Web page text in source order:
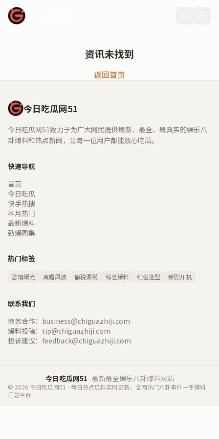
资讯未找到
返回首页
今日吃瓜网51
今日吃瓜网51致力于为广大网民提供最新、最全、最真实的娱乐八
卦爆料和热点新闻，让每一位用户都能放心吃瓜。
快速导航
首页
今日吃瓜
快手热搜
本月热门
最新爆料
劲爆图集
热门标签
恋情曝光 离婚风波 偷税漏税 综艺爆料 红毯造型 新剧开机
联系我们
商务合作：business@chiguazhiji.com
爆料投稿：tip@chiguazhiji.com
投诉建议：feedback@chiguazhiji.com
今日吃瓜网51- 最新最全娱乐八卦爆料网站
© 2026 今日吃瓜网51 - 每日热点瓜料实时更新，全网热门八卦事件一手爆料
汇总平台